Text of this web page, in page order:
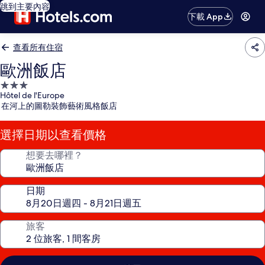
跳到主要內容
下載 App
查看所有住宿
歐洲飯店
3.0
星
級
住
宿
Hôtel de l'Europe
在河上的圖勒裝飾藝術風格飯店
選擇日期以查看價格
想要去哪裡？
日期
旅客